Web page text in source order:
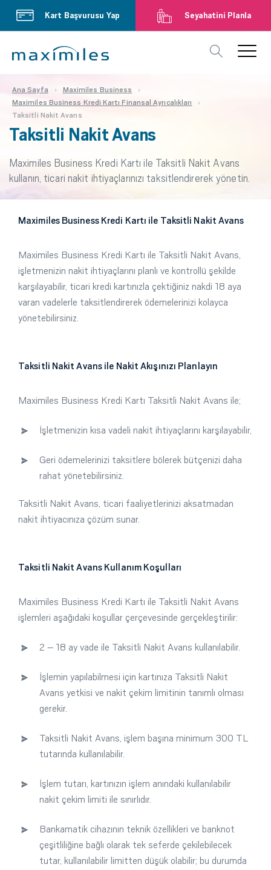
Kart Başvurusu Yap Seyahatini Planla
Ana Sayfa
Maximiles Business
Maximiles Business Kredi Kartı Finansal Ayrıcalıkları
Taksitli Nakit Avans
Taksitli Nakit Avans
Maximiles Business Kredi Kartı ile Taksitli Nakit Avans
kullanın, ticari nakit ihtiyaçlarınızı taksitlendirerek yönetin.
Maximiles Business Kredi Kartı ile Taksitli Nakit Avans
Maximiles Business Kredi Kartı ile Taksitli Nakit Avans,
işletmenizin nakit ihtiyaçlarını planlı ve kontrollü şekilde
karşılayabilir, ticari kredi kartınızla çektiğiniz nakdi 18 aya
varan vadelerle taksitlendirerek ödemelerinizi kolayca
yönetebilirsiniz.
Taksitli Nakit Avans ile Nakit Akışınızı Planlayın
Maximiles Business Kredi Kartı Taksitli Nakit Avans ile;
İşletmenizin kısa vadeli nakit ihtiyaçlarını karşılayabilir,
Geri ödemelerinizi taksitlere bölerek bütçenizi daha
rahat yönetebilirsiniz.
Taksitli Nakit Avans, ticari faaliyetlerinizi aksatmadan
nakit ihtiyacınıza çözüm sunar.
Taksitli Nakit Avans Kullanım Koşulları
Maximiles Business Kredi Kartı ile Taksitli Nakit Avans
işlemleri aşağıdaki koşullar çerçevesinde gerçekleştirilir:
2 – 18 ay vade ile Taksitli Nakit Avans kullanılabilir.
İşlemin yapılabilmesi için kartınıza Taksitli Nakit
Avans yetkisi ve nakit çekim limitinin tanımlı olması
gerekir.
Taksitli Nakit Avans, işlem başına minimum 300 TL
tutarında kullanılabilir.
İşlem tutarı, kartınızın işlem anındaki kullanılabilir
nakit çekim limiti ile sınırlıdır.
Bankamatik cihazının teknik özellikleri ve banknot
çeşitliliğine bağlı olarak tek seferde çekilebilecek
tutar, kullanılabilir limitten düşük olabilir; bu durumda